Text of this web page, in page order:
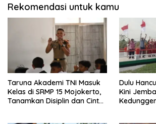
Rekomendasi untuk kamu
Taruna Akademi TNI Masuk
Kelas di SRMP 15 Mojokerto,
Tanamkan Disiplin dan Cinta
Dulu
Kini